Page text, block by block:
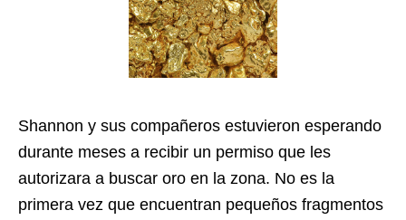
Shannon y sus compañeros estuvieron esperando
durante meses a recibir un permiso que les
autorizara a buscar oro en la zona. No es la
primera vez que encuentran pequeños fragmentos